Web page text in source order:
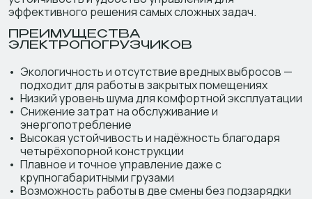
эффективного решения самых сложных задач.
ПРЕИМУЩЕСТВА
ЭЛЕКТРОПОГРУЗЧИКОВ
Экологичность и отсутствие вредных выбросов —
подходит для работы в закрытых помещениях
Низкий уровень шума для комфортной эксплуатации
Снижение затрат на обслуживание и
энергопотребление
Высокая устойчивость и надёжность благодаря
четырёхопорной конструкции
Плавное и точное управление даже с
крупногабаритными грузами
Возможность работы в две смены без подзарядки